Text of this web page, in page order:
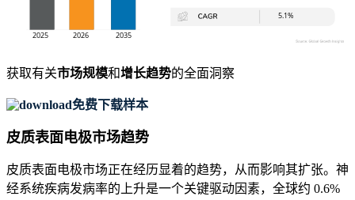
获取有关市场规模和增长趋势的全面洞察
免费下载样本
皮质表面电极市场趋势
皮质表面电极市场正在经历显着的趋势，从而影响其扩张。神
经系统疾病发病率的上升是一个关键驱动因素，全球约 0.6%